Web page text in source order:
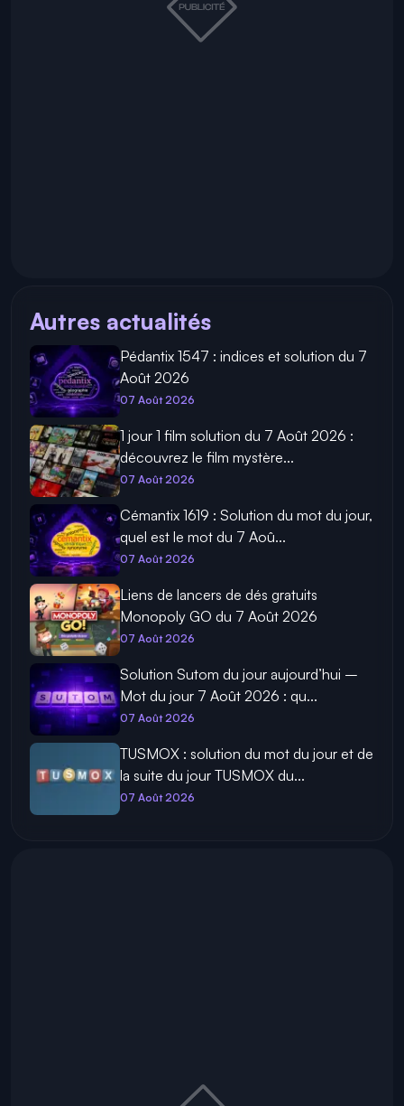
Autres actualités
Pédantix 1547 : indices et solution du 7
Août 2026
07 Août 2026
1 jour 1 film solution du 7 Août 2026 :
découvrez le film mystère...
07 Août 2026
Cémantix 1619 : Solution du mot du jour,
quel est le mot du 7 Aoû...
07 Août 2026
Liens de lancers de dés gratuits
Monopoly GO du 7 Août 2026
07 Août 2026
Solution Sutom du jour aujourd’hui –
Mot du jour 7 Août 2026 : qu...
07 Août 2026
TUSMOX : solution du mot du jour et de
la suite du jour TUSMOX du...
07 Août 2026